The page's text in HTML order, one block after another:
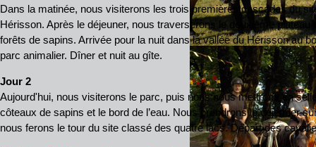
Dans la matinée, nous visiterons les trois premières cascades du
Hérisson. Après le déjeuner, nous traverserons le deuxième
forêts de sapins. Arrivée pour la nuit dans la vallée du Hérisson au
parc animalier. Dîner et nuit au gîte.
Jour 2
Aujourd'hui, nous visiterons le parc, puis nous nous mettrons en
côteaux de sapins et le bord de l’eau. Nous prendrons le déjeuner
nous ferons le tour du site classé des quatre lacs. Départ des